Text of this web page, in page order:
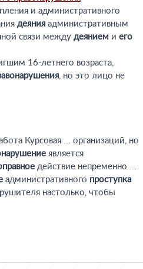
и административного
деяния административным
связи между деянием и его
16-летнего возраста,
, но это лицо не
Курсовая ... организаций, но
является
действие непременно ...
административного проступка
настолько, чтобы